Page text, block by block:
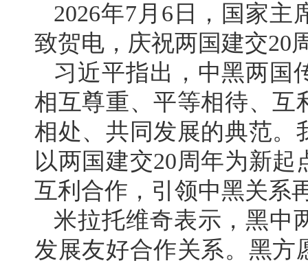
2026年7月6日，国家
致贺电，庆祝两国建交20
习近平指出，中黑两国
相互尊重、平等相待、互
相处、共同发展的典范。
以两国建交20周年为新
互利合作，引领中黑关系
米拉托维奇表示，黑中
发展友好合作关系。黑方